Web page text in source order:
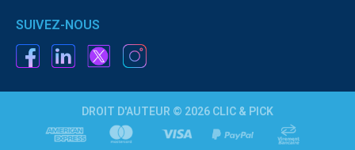
SUIVEZ-NOUS
DROIT D'AUTEUR © 2026 CLIC & PICK